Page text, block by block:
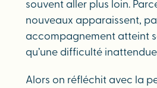
souvent aller plus loin.
nouveaux apparaissent,
accompagnement atteint
qu’une difficulté
Alors on réfléchit avec la